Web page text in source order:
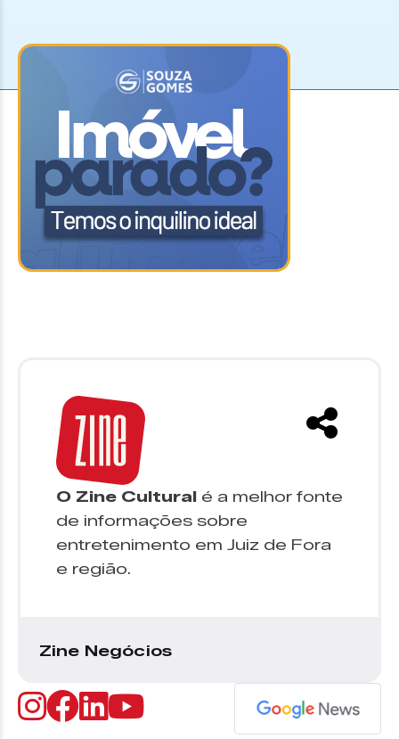
O Zine Cultural é a melhor fonte
de informações sobre
entretenimento em Juiz de Fora
e região.
Zine Negócios